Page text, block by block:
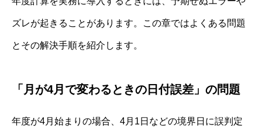
ズレが起きることがあります。この章ではよくある問題
とその解決手順を紹介します。
「月が4月で変わるときの日付誤差」の問題
年度が4月始まりの場合、4月1日などの境界日に誤判定